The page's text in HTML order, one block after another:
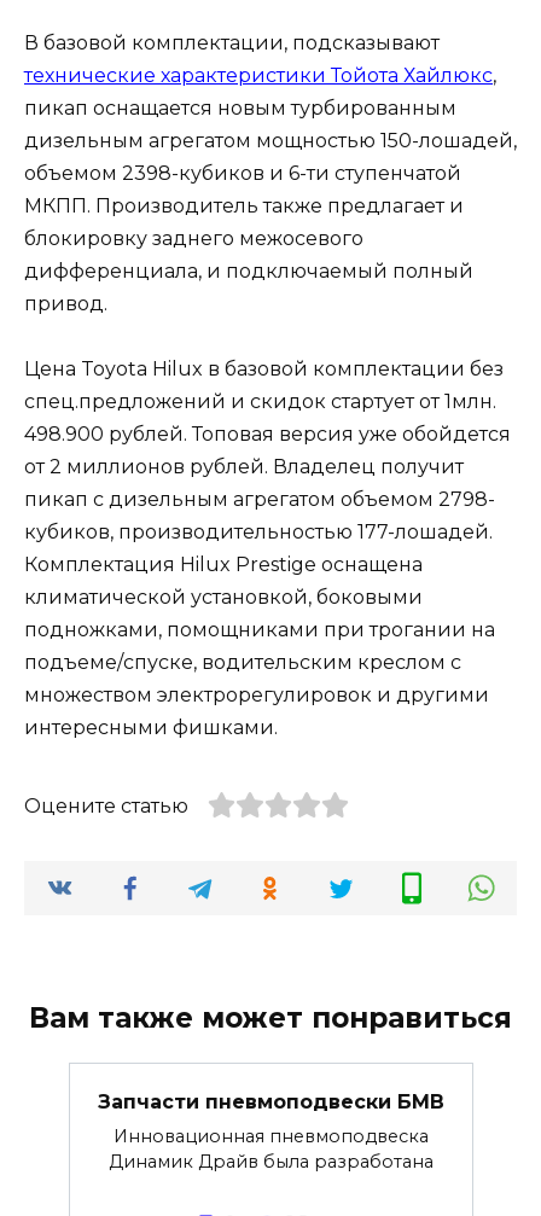
В базовой комплектации, подсказывают
технические характеристики Тойота Хайлюкс,
пикап оснащается новым турбированным
дизельным агрегатом мощностью 150-лошадей,
объемом 2398-кубиков и 6-ти ступенчатой
МКПП. Производитель также предлагает и
блокировку заднего межосевого
дифференциала, и подключаемый полный
привод.
Цена Toyota Hilux в базовой комплектации без
спец.предложений и скидок стартует от 1млн.
498.900 рублей. Топовая версия уже обойдется
от 2 миллионов рублей. Владелец получит
пикап с дизельным агрегатом объемом 2798-
кубиков, производительностью 177-лошадей.
Комплектация Hilux Prestige оснащена
климатической установкой, боковыми
подножками, помощниками при трогании на
подъеме/спуске, водительским креслом с
множеством электрорегулировок и другими
интересными фишками.
Оцените статью
Вам также может понравиться
Запчасти пневмоподвески БМВ
Инновационная пневмоподвеска
Динамик Драйв была разработана